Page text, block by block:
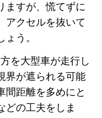
ますが、慌てずに
アクセルを抜いて
う。
を大型車が走行し
界が遮られる可能
間距離を多めにと
どの工夫をしま